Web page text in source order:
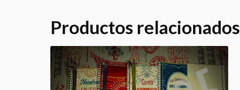
Productos relacionados